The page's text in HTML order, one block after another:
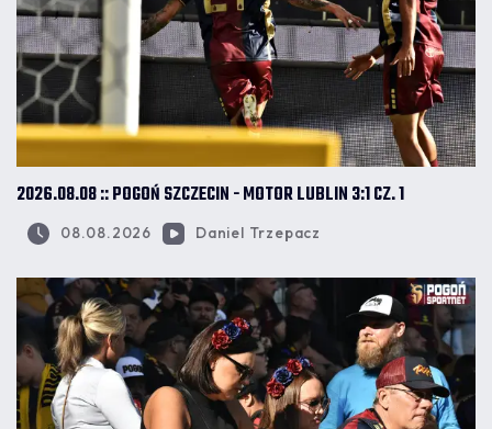
2026.08.08 :: POGOŃ SZCZECIN - MOTOR LUBLIN 3:1 CZ. 1
08.08.2026 Daniel Trzepacz